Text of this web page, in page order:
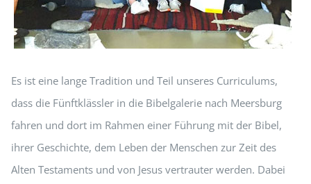
Es ist eine lange Tradition und Teil unseres Curriculums,
dass die Fünftklässler in die Bibelgalerie nach Meersburg
fahren und dort im Rahmen einer Führung mit der Bibel,
ihrer Geschichte, dem Leben der Menschen zur Zeit des
Alten Testaments und von Jesus vertrauter werden. Dabei